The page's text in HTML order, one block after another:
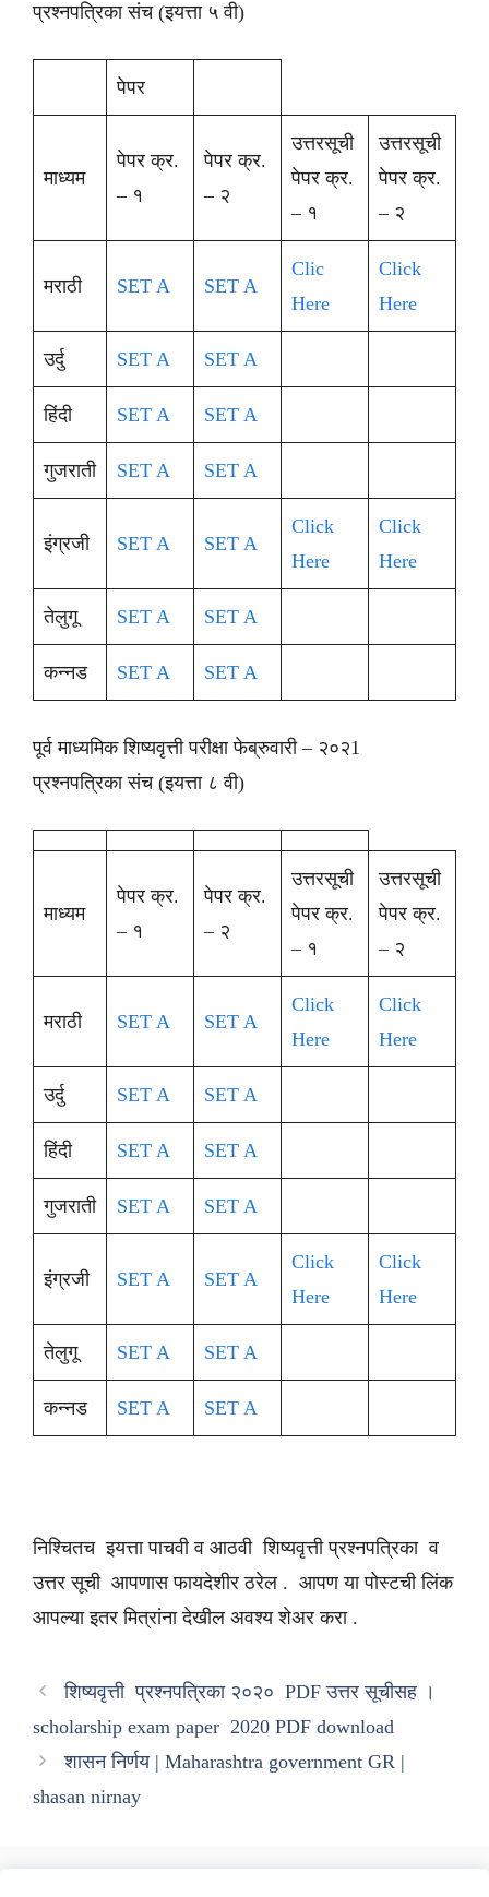
प्रश्नपत्रिका संच (इयत्ता ५ वी)
पेपर
माध्यम
पेपर क्र.
– १
पेपर क्र.
– २
उत्तरसूची
पेपर क्र.
– १
उत्तरसूची
पेपर क्र.
– २
मराठी SET A SET A
Clic
Here
Click
Here
उर्दु SET A SET A
हिंदी SET A SET A
गुजराती SET A SET A
इंग्रजी SET A SET A
Click
Here
Click
Here
तेलुगू SET A SET A
कन्नड SET A SET A
पूर्व माध्यमिक शिष्यवृत्ती परीक्षा फेब्रुवारी – २०२1
प्रश्नपत्रिका संच (इयत्ता ८ वी)
माध्यम
पेपर क्र.
– १
पेपर क्र.
– २
उत्तरसूची
पेपर क्र.
– १
उत्तरसूची
पेपर क्र.
– २
मराठी SET A SET A
Click
Here
Click
Here
उर्दु SET A SET A
हिंदी SET A SET A
गुजराती SET A SET A
इंग्रजी SET A SET A
Click
Here
Click
Here
तेलुगू SET A SET A
कन्नड SET A SET A
निश्चितच इयत्ता पाचवी व आठवी शिष्यवृत्ती प्रश्नपत्रिका व
उत्तर सूची आपणास फायदेशीर ठरेल . आपण या पोस्टची लिंक
आपल्या इतर मित्रांना देखील अवश्य शेअर करा .
शिष्यवृत्ती प्रश्नपत्रिका २०२० PDF उत्तर सूचीसह ।
scholarship exam paper 2020 PDF download
शासन निर्णय | Maharashtra government GR |
shasan nirnay